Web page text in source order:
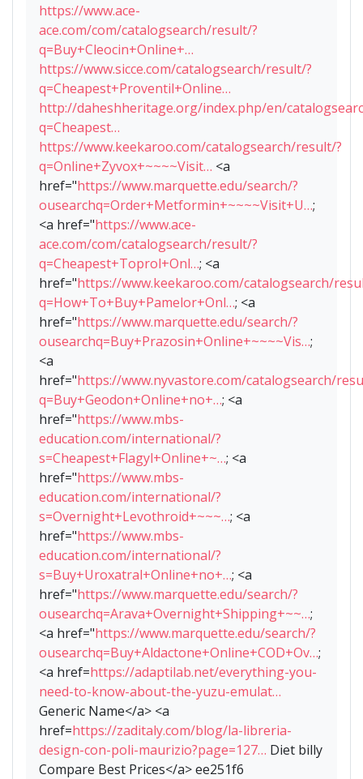
https://www.ace-
ace.com/com/catalogsearch/result/?
q=Buy+Cleocin+Online+…
https://www.sicce.com/catalogsearch/result/?
q=Cheapest+Proventil+Online…
http://daheshheritage.org/index.php/en/
q=Cheapest…
https://www.keekaroo.com/catalogsearch/result/?
q=Online+Zyvox+~~~~Visit… <a
href="https://www.marquette.edu/search/?
ousearchq=Order+Metformin+~~~~Visit+U…;
<a href="https://www.ace-
ace.com/com/catalogsearch/result/?
q=Cheapest+Toprol+Onl…; <a
href="https://www.keekaroo.com/catalogsearch/
q=How+To+Buy+Pamelor+Onl…; <a
href="https://www.marquette.edu/search/?
ousearchq=Buy+Prazosin+Online+~~~~Vis…;
<a
href="https://www.nyvastore.com/catalogsearch/
q=Buy+Geodon+Online+no+…; <a
href="https://www.mbs-
education.com/international/?
s=Cheapest+Flagyl+Online+~…; <a
href="https://www.mbs-
education.com/international/?
s=Overnight+Levothroid+~~~…; <a
href="https://www.mbs-
education.com/international/?
s=Buy+Uroxatral+Online+no+…; <a
href="https://www.marquette.edu/search/?
ousearchq=Arava+Overnight+Shipping+~~…;
<a href="https://www.marquette.edu/search/?
ousearchq=Buy+Aldactone+Online+COD+Ov…;
<a href=https://adaptilab.net/everything-you-
need-to-know-about-the-yuzu-emulat…
Generic Name</a> <a
href=https://zaditaly.com/blog/la-libreria-
design-con-poli-maurizio?page=127… Diet billy
Compare Best Prices</a> ee251f6